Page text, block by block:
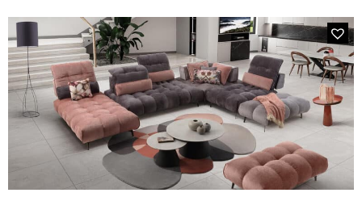
V580 MILLENIUM
Le salon d’angle 5/6 places en tissu avec 4 assises double
profondeur dossier avance recule et un accoudoir ajustable
articulé